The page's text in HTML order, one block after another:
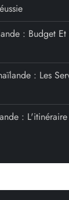
: Budget
: Les
: